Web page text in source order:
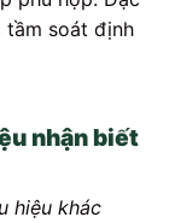
tầm soát định
nhận biết
hiệu khác